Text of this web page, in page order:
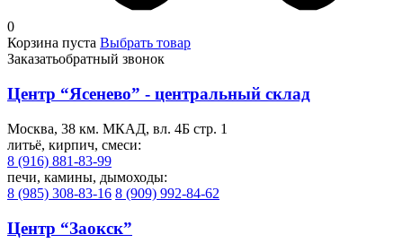
0
Корзина пуста Выбрать товар
Заказатьобратный звонок
Центр “Ясенево” - центральный склад
Москва, 38 км. МКАД, вл. 4Б стр. 1
литьё, кирпич, смеси:
8 (916) 881-83-99
печи, камины, дымоходы:
8 (985) 308-83-16 8 (909) 992-84-62
Центр “Заокск”